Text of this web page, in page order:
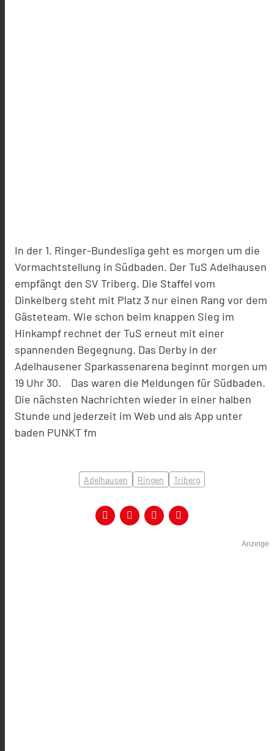
In der 1. Ringer-Bundesliga geht es morgen um die
Vormachtstellung in Südbaden. Der TuS Adelhausen
empfängt den SV Triberg. Die Staffel vom
Dinkelberg steht mit Platz 3 nur einen Rang vor dem
Gästeteam. Wie schon beim knappen Sieg im
Hinkampf rechnet der TuS erneut mit einer
spannenden Begegnung. Das Derby in der
Adelhausener Sparkassenarena beginnt morgen um
19 Uhr 30. Das waren die Meldungen für Südbaden.
Die nächsten Nachrichten wieder in einer halben
Stunde und jederzeit im Web und als App unter
baden PUNKT fm
Adelhausen Ringen Triberg
Anzeige